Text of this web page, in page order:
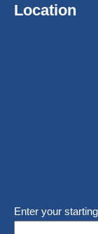
Location
Enter your